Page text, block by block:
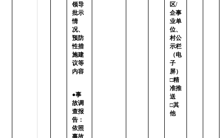
领导
批示
情
况、
预防
性措
施建
议等
内容
●事
故调
查报
告：
依照
事故
区/
企事
业单
位、
村公
示栏
（电
子
屏）
□精
准推
送
□其
他